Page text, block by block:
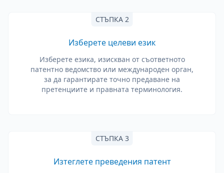
СТЪПКА 2
Изберете целеви език
Изберете езика, изискван от съответното
патентно ведомство или международен орган,
за да гарантирате точно предаване на
претенциите и правната терминология.
СТЪПКА 3
Изтеглете преведения патент